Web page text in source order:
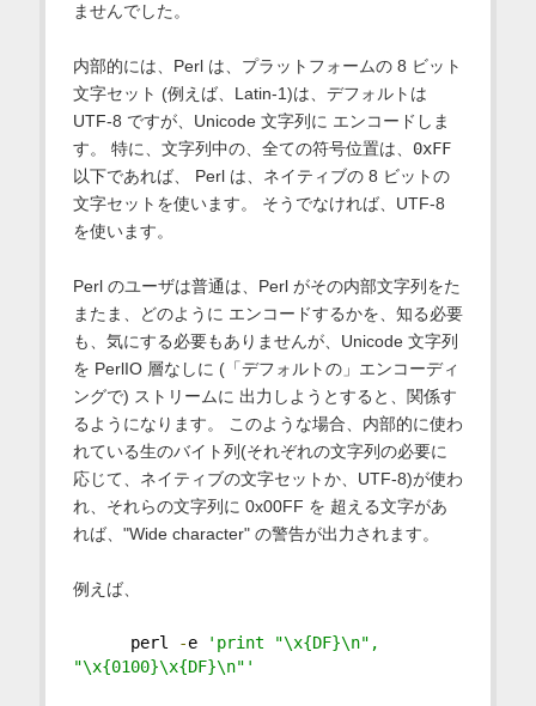
ませんでした。
内部的には、Perl は、プラットフォームの 8 ビット
文字セット (例えば、Latin-1)は、デフォルトは
UTF-8 ですが、Unicode 文字列に エンコードしま
す。 特に、文字列中の、全ての符号位置は、 0xFF
以下であれば、 Perl は、ネイティブの 8 ビットの
文字セットを使います。 そうでなければ、UTF-8
を使います。
Perl のユーザは普通は、Perl がその内部文字列をた
またま、どのように エンコードするかを、知る必要
も、気にする必要もありませんが、Unicode 文字列
を PerlIO 層なしに (「デフォルトの」エンコーディ
ングで) ストリームに 出力しようとすると、関係す
るようになります。 このような場合、内部的に使わ
れている生のバイト列(それぞれの文字列の必要に
応じて、ネイティブの文字セットか、UTF-8)が使わ
れ、それらの文字列に 0x00FF を 超える文字があ
れば、"Wide character" の警告が出力されます。
例えば、
perl -e
'print "\x{DF}\n",
"\x{0100}\x{DF}\n"'